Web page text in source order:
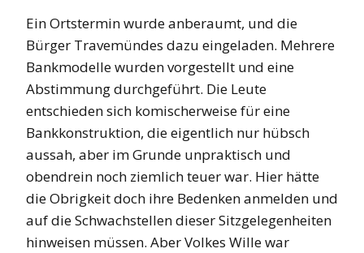
Ein Ortstermin wurde anberaumt, und die
Bürger Travemündes dazu eingeladen. Mehrere
Bankmodelle wurden vorgestellt und eine
Abstimmung durchgeführt. Die Leute
entschieden sich komischerweise für eine
Bankkonstruktion, die eigentlich nur hübsch
aussah, aber im Grunde unpraktisch und
obendrein noch ziemlich teuer war. Hier hätte
die Obrigkeit doch ihre Bedenken anmelden und
auf die Schwachstellen dieser Sitzgelegenheiten
hinweisen müssen. Aber Volkes Wille war